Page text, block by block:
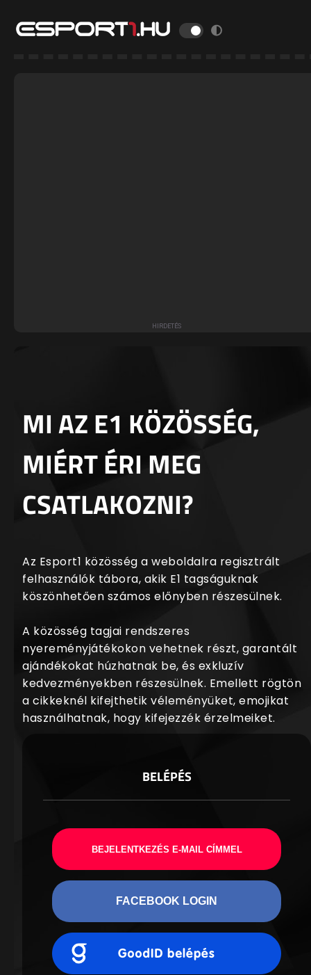
MI AZ E1 KÖZÖSSÉG,
MIÉRT ÉRI MEG
CSATLAKOZNI?
Az Esport1 közösség a weboldalra regisztrált
felhasználók tábora, akik E1 tagságuknak
köszönhetően számos előnyben részesülnek.
A közösség tagjai rendszeres
nyereményjátékokon vehetnek részt, garantált
ajándékokat húzhatnak be, és exkluzív
kedvezményekben részesülnek. Emellett rögtön
a cikkeknél kifejthetik véleményüket, emojikat
használhatnak, hogy kifejezzék érzelmeiket.
BELÉPÉS
BEJELENTKEZÉS E-MAIL CÍMMEL
FACEBOOK LOGIN